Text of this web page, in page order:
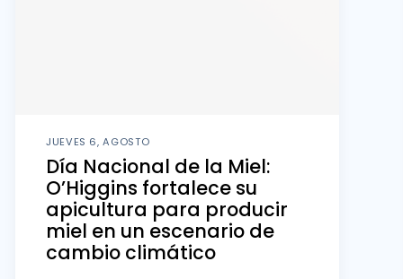
JUEVES 6, AGOSTO
Día Nacional de la Miel:
O’Higgins fortalece su
apicultura para producir
miel en un escenario de
cambio climático